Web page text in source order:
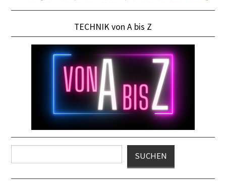
TECHNIK von A bis Z
SUCHEN